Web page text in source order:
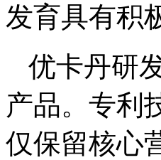
发育具有积
优卡丹研
产品。专利
仅保留核心